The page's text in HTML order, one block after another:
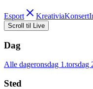
Esport KreativiaKonsert
Scroll til Live
Dag
Alle dageronsdag 1.torsdag
Sted